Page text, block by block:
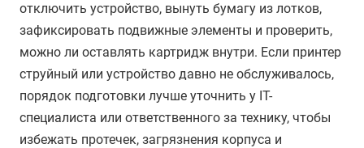
отключить устройство, вынуть бумагу из лотков,
зафиксировать подвижные элементы и проверить,
можно ли оставлять картридж внутри. Если принтер
струйный или устройство давно не обслуживалось,
порядок подготовки лучше уточнить у IT-
специалиста или ответственного за технику, чтобы
избежать протечек, загрязнения корпуса и